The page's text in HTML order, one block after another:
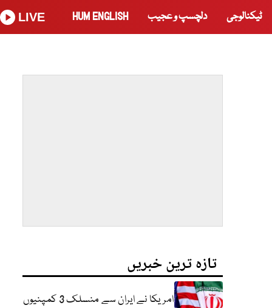
ٹیکنالوجی دلچسپ و عجیب HUM ENGLISH
LIVE
تازہ ترین خبریں
امریکا نے ایران سے منسلک 3 کمپنیوں